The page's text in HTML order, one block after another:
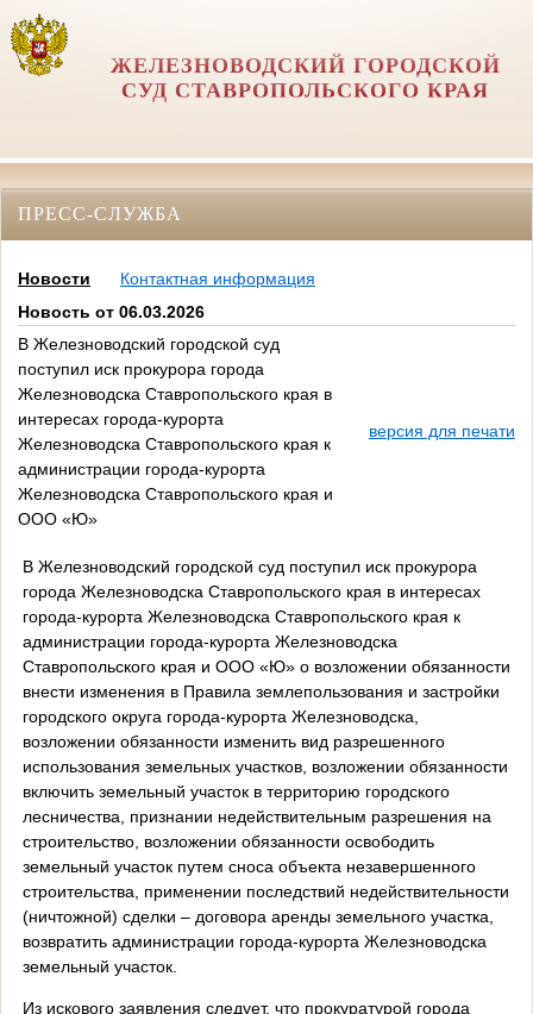
ЖЕЛЕЗНОВОДСКИЙ ГОРОДСКОЙ
СУД СТАВРОПОЛЬСКОГО КРАЯ
ПРЕСС-СЛУЖБА
Новости
Контактная информация
Новость от 06.03.2026
В Железноводский городской суд
поступил иск прокурора города
Железноводска Ставропольского края в
интересах города-курорта
Железноводска Ставропольского края к
администрации города-курорта
Железноводска Ставропольского края и
ООО «Ю»
версия для печати
В Железноводский городской суд поступил иск прокурора
города Железноводска Ставропольского края в интересах
города-курорта Железноводска Ставропольского края к
администрации города-курорта Железноводска
Ставропольского края и ООО «Ю» о возложении обязанности
внести изменения в Правила землепользования и застройки
городского округа города-курорта Железноводска,
возложении обязанности изменить вид разрешенного
использования земельных участков, возложении обязанности
включить земельный участок в территорию городского
лесничества, признании недействительным разрешения на
строительство, возложении обязанности освободить
земельный участок путем сноса объекта незавершенного
строительства, применении последствий недействительности
(ничтожной) сделки – договора аренды земельного участка,
возвратить администрации города-курорта Железноводска
земельный участок.
Из искового заявления следует, что прокуратурой города